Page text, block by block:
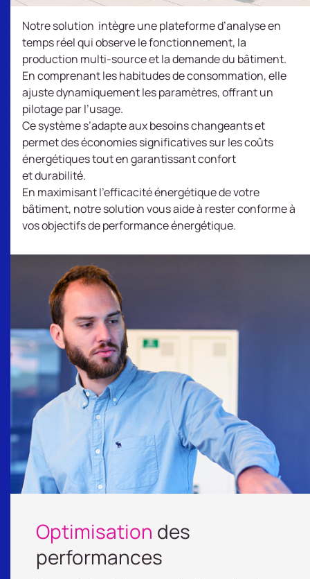
Notre solution intègre une plateforme d’analyse en
temps réel qui observe le fonctionnement, la
production multi-source et la demande du bâtiment.
En comprenant les habitudes de consommation, elle
ajuste dynamiquement les paramètres, offrant un
pilotage par l’usage. ​
Ce système s’adapte aux besoins changeants et
permet des économies significatives sur les coûts
énergétiques tout en garantissant confort
et durabilité. ​
En maximisant l’efficacité énergétique de votre
bâtiment, notre solution vous aide à rester conforme à
vos objectifs de performance énergétique.
Optimisation des
performances